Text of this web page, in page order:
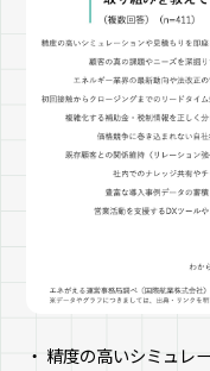
精度の高いシミュレ